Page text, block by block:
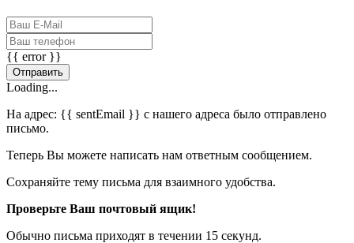
{{ error }}
Отправить
Loading...
На адрес: {{ sentEmail }} с нашего адреса было отправлено
письмо.
Теперь Вы можете написать нам ответным сообщением.
Сохраняйте тему письма для взаимного удобства.
Проверьте Ваш почтовый ящик!
Обычно письма приходят в течении 15 секунд.